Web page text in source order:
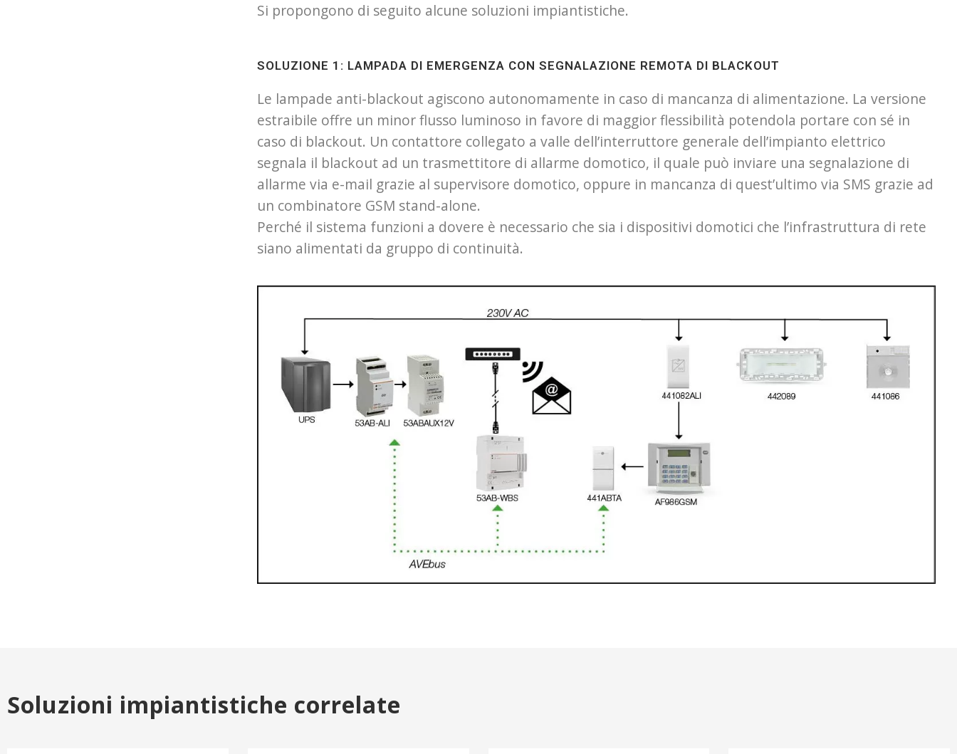
Si propongono di seguito alcune soluzioni impiantistiche.
SOLUZIONE 1: LAMPADA DI EMERGENZA CON SEGNALAZIONE REMOTA DI BLACKOUT
Le lampade anti-blackout agiscono autonomamente in caso di mancanza di alimentazione. La versione
estraibile offre un minor flusso luminoso in favore di maggior flessibilità potendola portare con sé in
caso di blackout. Un contattore collegato a valle dell’interruttore generale dell’impianto elettrico
segnala il blackout ad un trasmettitore di allarme domotico, il quale può inviare una segnalazione di
allarme via e-mail grazie al supervisore domotico, oppure in mancanza di quest’ultimo via SMS grazie ad
un combinatore GSM stand-alone.
Perché il sistema funzioni a dovere è necessario che sia i dispositivi domotici che l’infrastruttura di rete
siano alimentati da gruppo di continuità.
Soluzioni impiantistiche correlate